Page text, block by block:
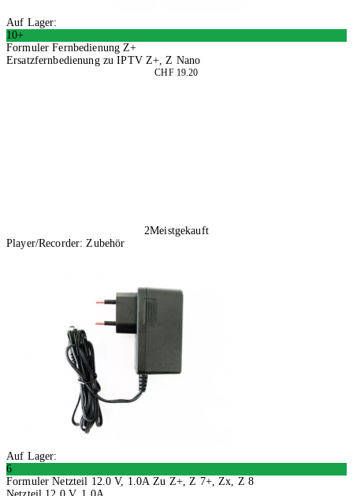
Auf Lager:
10+
Formuler Fernbedienung Z+
Ersatzfernbedienung zu IPTV Z+, Z Nano
CHF 19.20
2Meistgekauft
Player/Recorder: Zubehör
Auf Lager:
6
Formuler Netzteil 12.0 V, 1.0A Zu Z+, Z 7+, Zx, Z 8